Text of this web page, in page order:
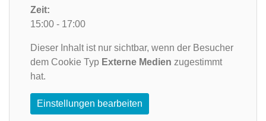
Zeit:
15:00 - 17:00
Dieser Inhalt ist nur sichtbar, wenn der Besucher
dem Cookie Typ Externe Medien zugestimmt
hat.
Einstellungen bearbeiten